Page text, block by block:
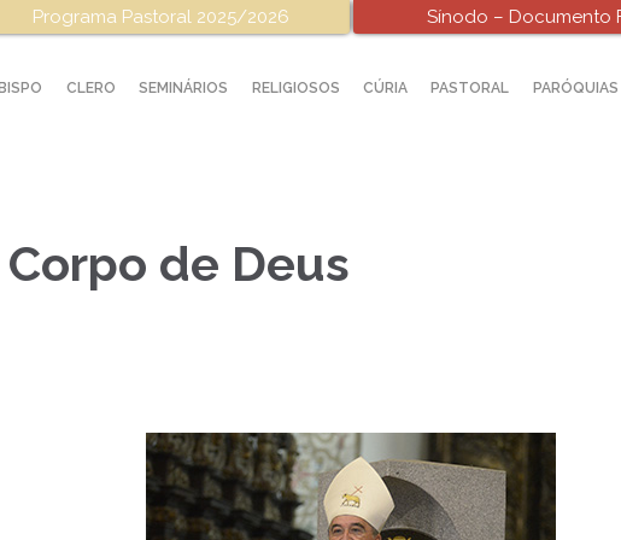
Programa Pastoral 2025/2026 Sínodo – Documento
BISPO CLERO SEMINÁRIOS RELIGIOSOS CÚRIA PASTORAL PARÓQUIAS
de Deus